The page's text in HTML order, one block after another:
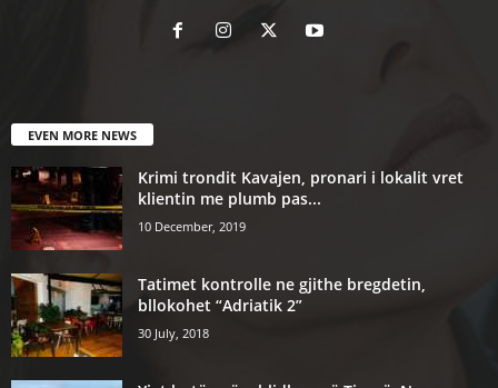
EVEN MORE NEWS
Krimi trondit Kavajen, pronari i lokalit vret
klientin me plumb pas...
10 December, 2019
Tatimet kontrolle ne gjithe bregdetin,
bllokohet “Adriatik 2”
30 July, 2018